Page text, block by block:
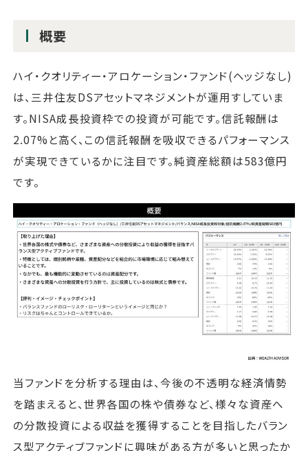
概要
ハイ・クオリティー・アロケーション・ファンド(ヘッジなし)
は、三井住友DSアセットマネジメントが運用すしていま
す。NISA成長投資枠での投資が可能です。信託報酬は
2.07%と高く、この信託報酬を吸収できるパフォーマンス
が実現できているかに注目です。純資産総額は583億円
です。
当ファンドを分析する理由は、今後の不透明な経済情勢
を踏まえると、世界各国の株や債券など、様々な資産へ
の分散投資による収益を獲得することを目指したバラン
ス型アクティブファンドに興味がある方が多いと思ったか